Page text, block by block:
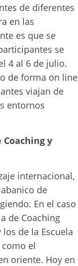
de diferentes
en las
es que se
se
4 al 6 de julio.
de forma on line
viajan de
entornos
y
internacional,
de
En el caso
de Coaching
de la Escuela
el
oriente. Hoy en